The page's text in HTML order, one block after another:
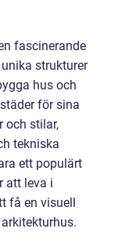
fascinerande
strukturer
hus och
för sina
och stilar,
tekniska
ett populärt
att leva i
få en visuell